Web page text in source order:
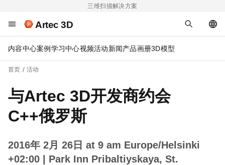
三维扫描解决方案
Artec 3D
内容中心案例 学习中心视频活动新闻产品画册3D模型
首页 活动
与Artec 3D开发商约会
C++俄罗斯
2016年 2月 26日 at 9 am Europe/Helsinki
+02:00
| Park Inn Pribaltiyskaya, St.